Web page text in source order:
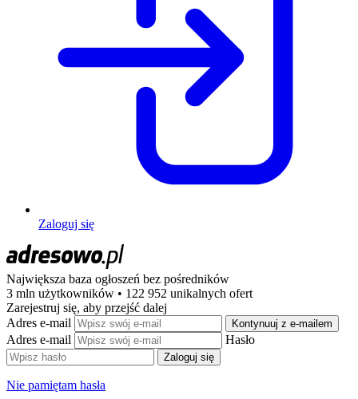
Zaloguj się
Największa baza ogłoszeń bez pośredników
3 mln użytkowników • 122 952 unikalnych ofert
Zarejestruj się, aby przejść dalej
Adres e-mail
Kontynuuj z e-mailem
Adres e-mail Hasło
Zaloguj się
Nie pamiętam hasła